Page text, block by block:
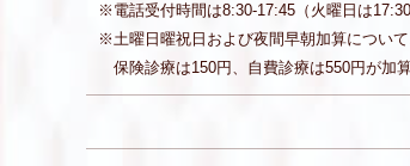
※電話受付時間は8:30-17:45（火曜日は
※土曜日曜祝日および夜間早朝加算につい
保険診療は150円、自費診療は550円が加算